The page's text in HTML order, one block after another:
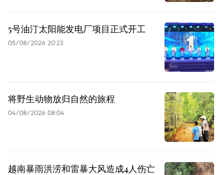
5号油汀太阳能发电厂项目正式开工
05/08/2026 20:23
将野生动物放归自然的旅程
04/08/2026 08:04
越南暴雨洪涝和雷暴大风造成4人伤亡